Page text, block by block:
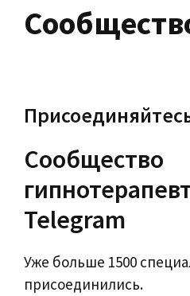
Сообщество
Telegram
Уже больше 1500
присоединились.